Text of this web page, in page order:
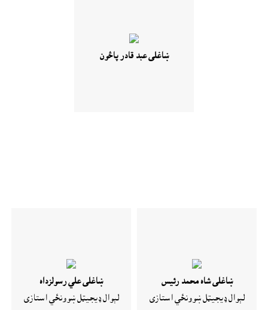
ښاغلى عبد قادر پاڅون
ښاغلى شاه محمد رئیس
لېوال ډيجيټل ښوونځي استازى
ښاغلى علي رسولزداه
لېوال ډيجيټل ښوونځي استازى